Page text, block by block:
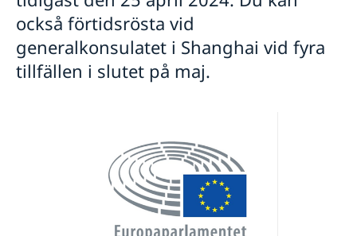
Svenska företag i Kina
Anmäl handelshinder
också förtidsrösta vid
generalkonsulatet i Shanghai vid fyra
tillfällen i slutet på maj.